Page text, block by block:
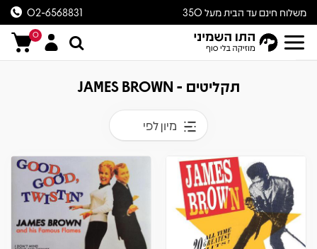
משלוח חינם עד הבית מעל 350
ש״ח
02-6568831
0
תקליטים - JAMES BROWN
מיון לפי